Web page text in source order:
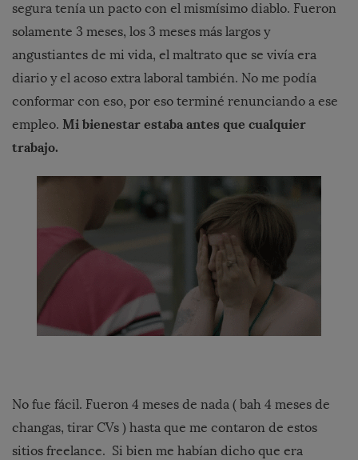
segura tenía un pacto con el mismísimo diablo. Fueron
solamente 3 meses, los 3 meses más largos y
angustiantes de mi vida, el maltrato que se vivía era
diario y el acoso extra laboral también. No me podía
conformar con eso, por eso terminé renunciando a ese
empleo. Mi bienestar estaba antes que cualquier
trabajo.
No fue fácil. Fueron 4 meses de nada ( bah 4 meses de
changas, tirar CVs ) hasta que me contaron de estos
sitios freelance. Si bien me habían dicho que era